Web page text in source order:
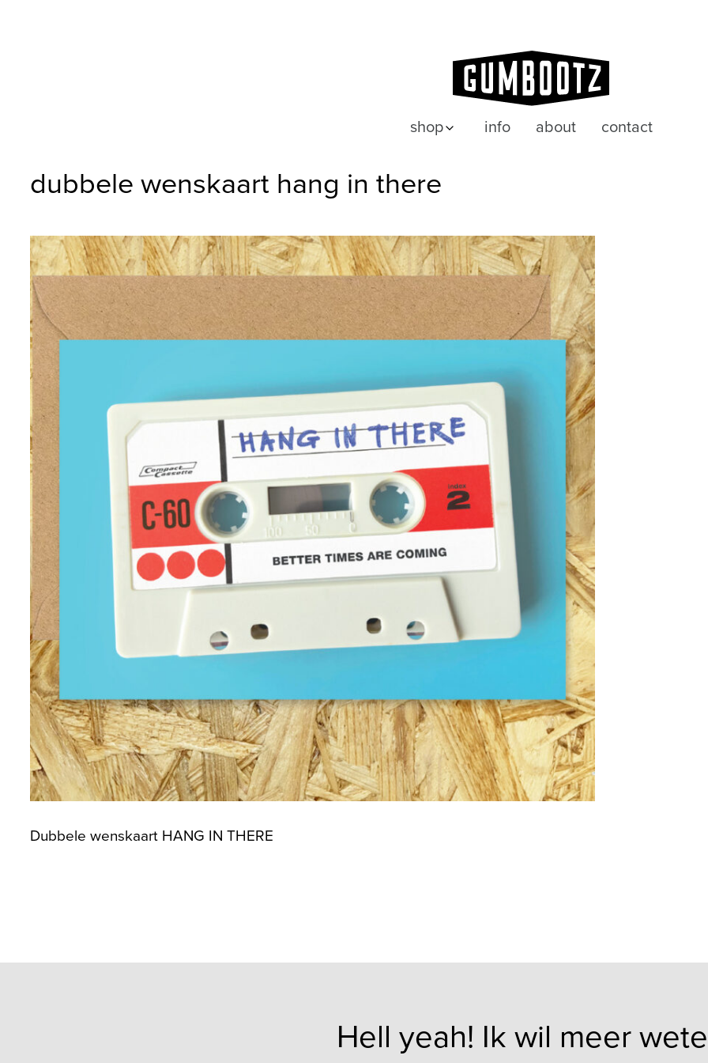
shop
wenskaarten
info about contact
dubbele wenskaart hang in there
Dubbele wenskaart HANG IN THERE
Hell yeah! Ik wil meer